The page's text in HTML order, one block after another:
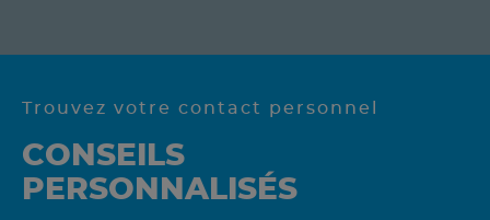
Trouvez votre contact personnel
CONSEILS
PERSONNALISÉS